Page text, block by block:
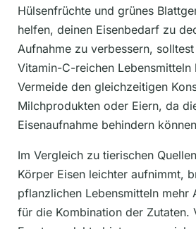
Hülsenfrüchte und grünes
helfen, deinen Eisenbedarf zu
Aufnahme zu verbessern,
Vitamin-C-reichen Lebensmitteln
Vermeide den gleichzeitigen
Milchprodukten oder Eiern, da
Eisenaufnahme behindern
Im Vergleich zu tierischen
Körper Eisen leichter aufnimmt,
pflanzlichen Lebensmitteln mehr
für die Kombination der Zutaten.